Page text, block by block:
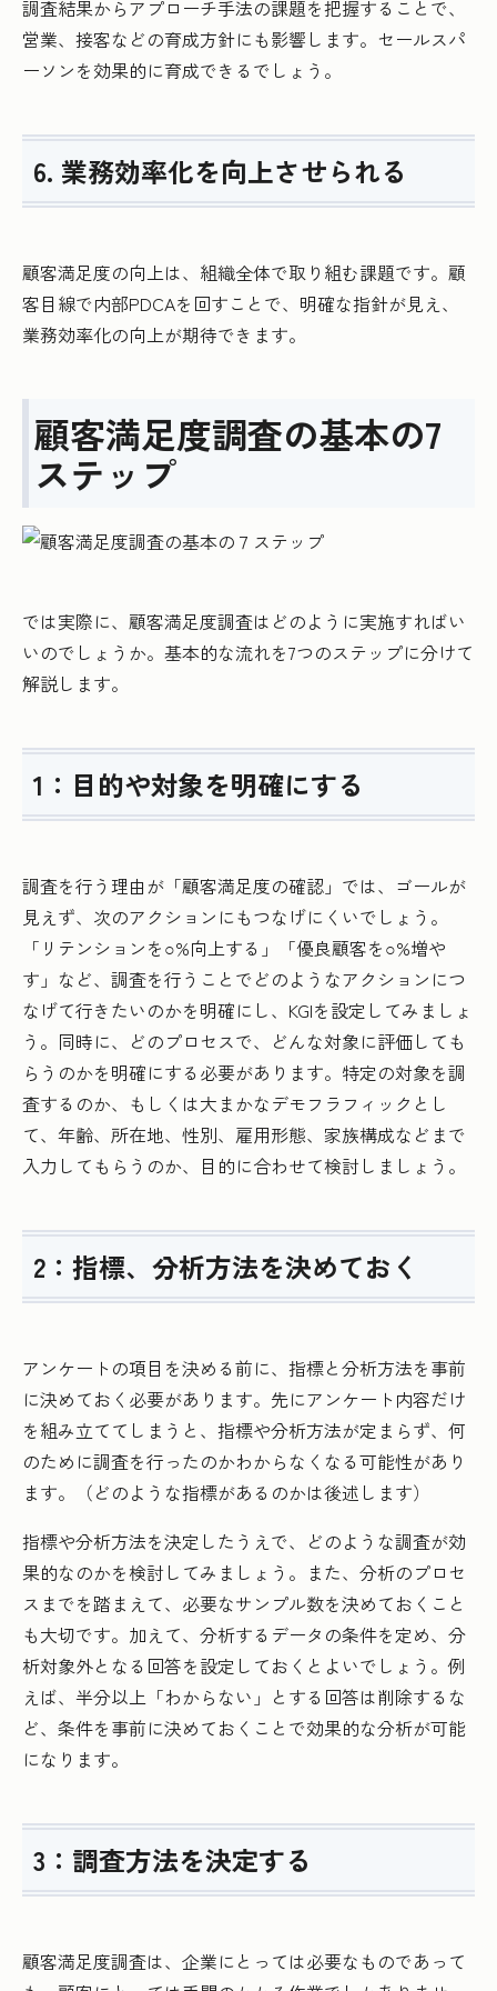
調査結果からアプローチ手法の課題を把握することで、
営業、接客などの育成方針にも影響します。セールスパ
ーソンを効果的に育成できるでしょう。
6. 業務効率化を向上させられる
顧客満足度の向上は、組織全体で取り組む課題です。顧
客目線で内部PDCAを回すことで、明確な指針が見え、
業務効率化の向上が期待できます。
顧客満足度調査の基本の7
ステップ
では実際に、顧客満足度調査はどのように実施すればい
いのでしょうか。基本的な流れを7つのステップに分けて
解説します。
1：目的や対象を明確にする
調査を行う理由が「顧客満足度の確認」では、ゴールが
見えず、次のアクションにもつなげにくいでしょう。
「リテンションを○%向上する」「優良顧客を○%増や
す」など、調査を行うことでどのようなアクションにつ
なげて行きたいのかを明確にし、KGIを設定してみましょ
う。同時に、どのプロセスで、どんな対象に評価しても
らうのかを明確にする必要があります。特定の対象を調
査するのか、もしくは大まかなデモフラフィックとし
て、年齢、所在地、性別、雇用形態、家族構成などまで
入力してもらうのか、目的に合わせて検討しましょう。
2：指標、分析方法を決めておく
アンケートの項目を決める前に、指標と分析方法を事前
に決めておく必要があります。先にアンケート内容だけ
を組み立ててしまうと、指標や分析方法が定まらず、何
のために調査を行ったのかわからなくなる可能性があり
ます。（どのような指標があるのかは後述します）
指標や分析方法を決定したうえで、どのような調査が効
果的なのかを検討してみましょう。また、分析のプロセ
スまでを踏まえて、必要なサンプル数を決めておくこと
も大切です。加えて、分析するデータの条件を定め、分
析対象外となる回答を設定しておくとよいでしょう。例
えば、半分以上「わからない」とする回答は削除するな
ど、条件を事前に決めておくことで効果的な分析が可能
になります。
3：調査方法を決定する
顧客満足度調査は、企業にとっては必要なものであって